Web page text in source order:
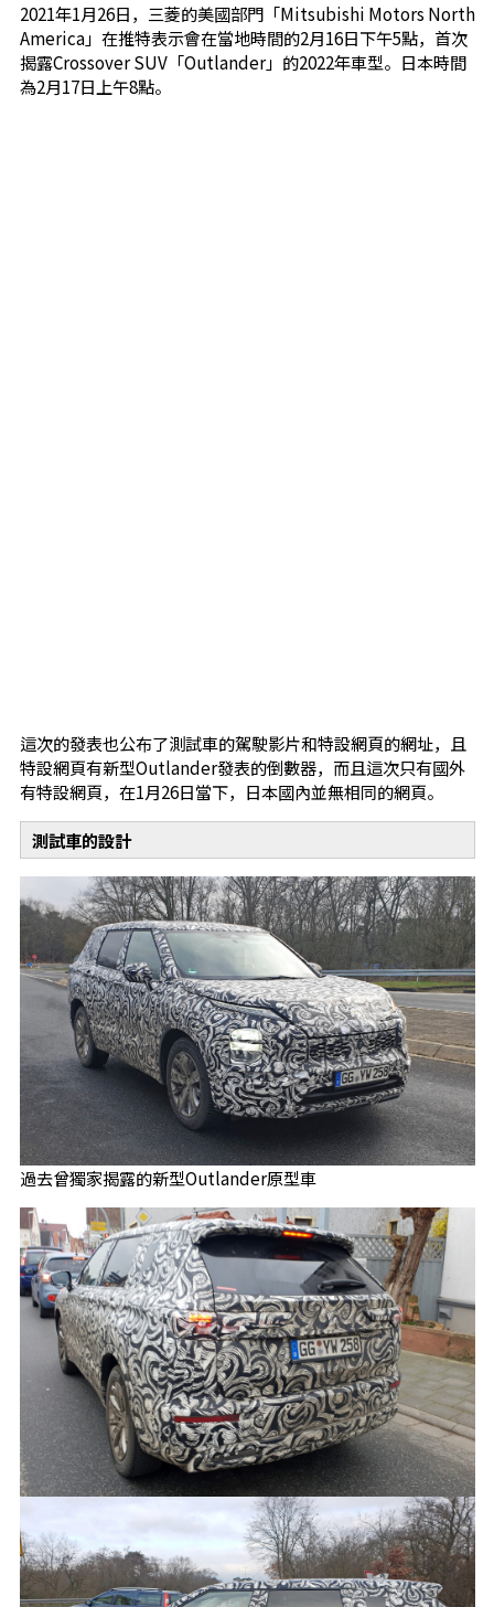
2021年1月26日，三菱的美國部門「Mitsubishi Motors North
America」在推特表示會在當地時間的2月16日下午5點，首次
揭露Crossover SUV「Outlander」的2022年車型。日本時間
為2月17日上午8點。
這次的發表也公布了測試車的駕駛影片和特設網頁的網址，且
特設網頁有新型Outlander發表的倒數器，而且這次只有國外
有特設網頁，在1月26日當下，日本國內並無相同的網頁。
測試車的設計
過去曾獨家揭露的新型Outlander原型車